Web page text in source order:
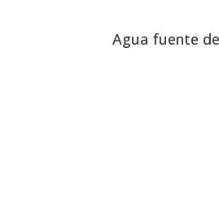
Agua fuente